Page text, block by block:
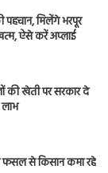
पहचान, मिलेंगे भरपूर
ऐसे करें अप्लाई
की खेती पर सरकार दे
फसल से किसान कमा रहे